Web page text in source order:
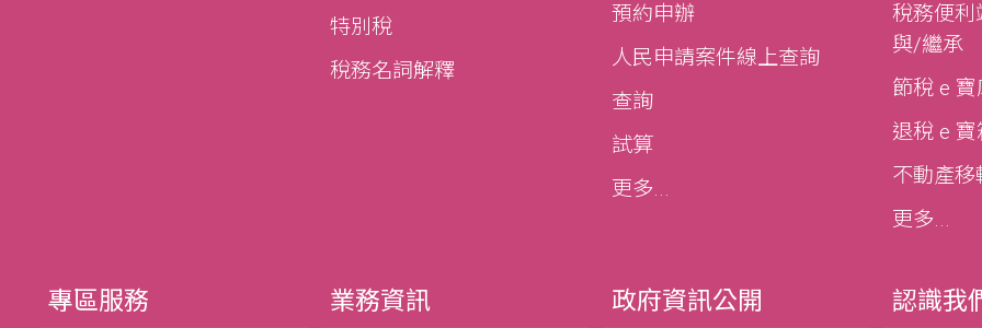
特別稅
稅務名詞解釋
預約申辦
人民申請案件線上查詢
查詢
試算
更多...
稅務便
與/繼承
節稅 e 寶
退稅 e 寶
不動產移
更多...
專區服務 業務資訊 政府資訊公開 認識我